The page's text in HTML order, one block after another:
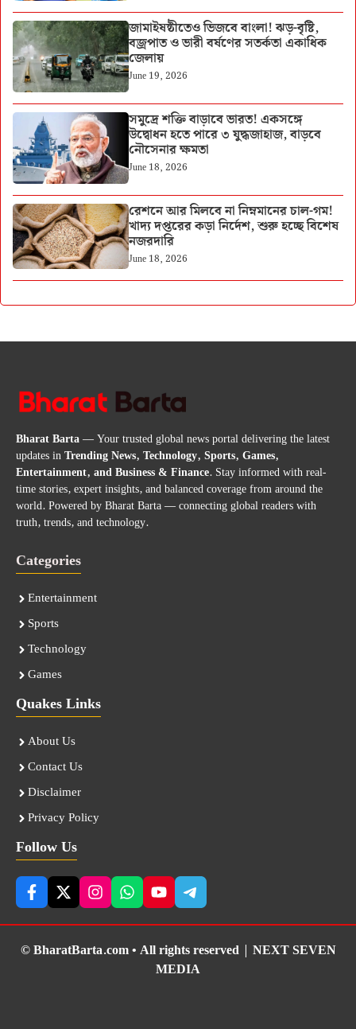
জামাইষষ্ঠীতেও ভিজবে বাংলা! ঝড়-বৃষ্টি,
বজ্রপাত ও ভারী বর্ষণের সতর্কতা একাধিক
জেলায়
June 19, 2026
সমুদ্রে শক্তি বাড়াবে ভারত! একসঙ্গে
উদ্বোধন হতে পারে ৩ যুদ্ধজাহাজ, বাড়বে
নৌসেনার ক্ষমতা
June 18, 2026
রেশনে আর মিলবে না নিম্নমানের চাল-গম!
খাদ্য দপ্তরের কড়া নির্দেশ, শুরু হচ্ছে বিশেষ
নজরদারি
June 18, 2026
Bharat Barta— Your trusted global news portal delivering the latest
updates inTrending News, Technology, Sports, Games,
Entertainment, and Business & Finance. Stay informed with real-
time stories, expert insights, and balanced coverage from around the
world. Powered by Bharat Barta — connecting global readers with
truth, trends, and technology.
Categories
Entertainment
Sports
Technology
Games
Quakes Links
About Us
Contact Us
Disclaimer
Privacy Policy
Follow Us
© BharatBarta.com • All rights reserved | NEXT SEVEN
MEDIA